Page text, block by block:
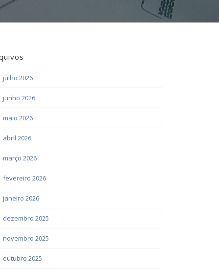
julho 2026
junho 2026
maio 2026
abril 2026
março 2026
fevereiro 2026
janeiro 2026
dezembro 2025
novembro 2025
outubro 2025